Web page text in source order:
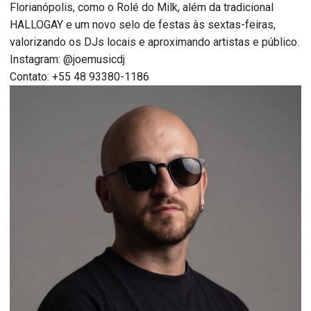
Florianópolis, como o Rolé do Milk, além da tradicional
HALLOGAY e um novo selo de festas às sextas-feiras,
valorizando os DJs locais e aproximando artistas e público.
Instagram: @joemusicdj
Contato: +55 48 93380-1186